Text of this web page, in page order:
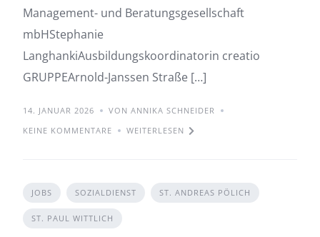
Management- und Beratungsgesellschaft
mbHStephanie
LanghankiAusbildungskoordinatorin creatio
GRUPPEArnold-Janssen Straße […]
14. JANUAR 2026
VON ANNIKA SCHNEIDER
KEINE KOMMENTARE
WEITERLESEN
JOBS SOZIALDIENST ST. ANDREAS PÖLICH
ST. PAUL WITTLICH